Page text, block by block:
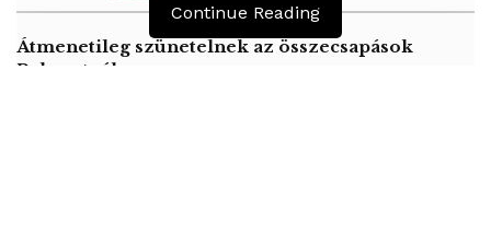
Átmenetileg szünetelnek az összecsapások
Bahmutnál
Continue Reading